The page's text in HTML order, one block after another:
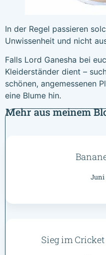
In der Regel passieren
Unwissenheit und nicht
Falls Lord Ganesha bei
Kleiderständer dient –
schönen, angemessenen
eine Blume hin.
Mehr aus meinem
Juni
Sieg im